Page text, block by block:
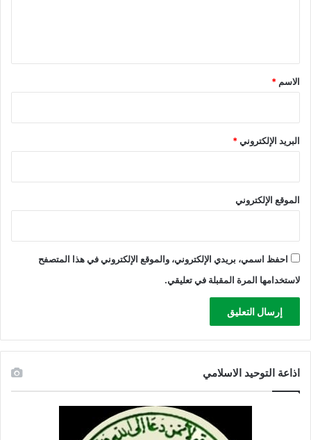
*
الاسم *
البريد الإلكتروني*
الموقع الإلكتروني
احفظ اسمي، بريدي الإلكتروني، والموقع الإلكتروني في هذا المتصفح
لاستخدامها المرة المقبلة في تعليقي.
اذاعة التوحيد الاسلامي